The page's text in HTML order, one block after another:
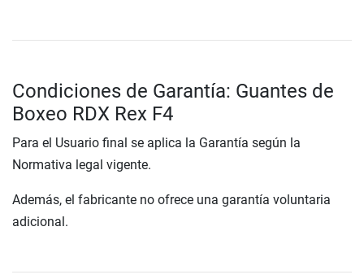
Condiciones de Garantía: Guantes de
Boxeo RDX Rex F4
Para el Usuario final se aplica la Garantía según la
Normativa legal vigente.
Además, el fabricante no ofrece una garantía voluntaria
adicional.